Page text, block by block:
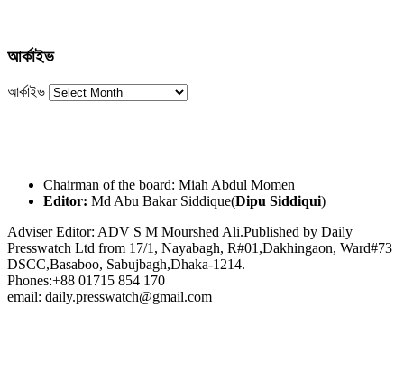
আর্কাইভ
আর্কাইভ
Chairman of the board: Miah Abdul Momen
Editor: Md Abu Bakar Siddique(Dipu Siddiqui)
Adviser Editor: ADV S M Mourshed Ali.Published by Daily
Presswatch Ltd from 17/1, Nayabagh, R#01,Dakhingaon, Ward#73
DSCC,Basaboo, Sabujbagh,Dhaka-1214.
Phones:+88 01715 854 170
email: daily.presswatch@gmail.com